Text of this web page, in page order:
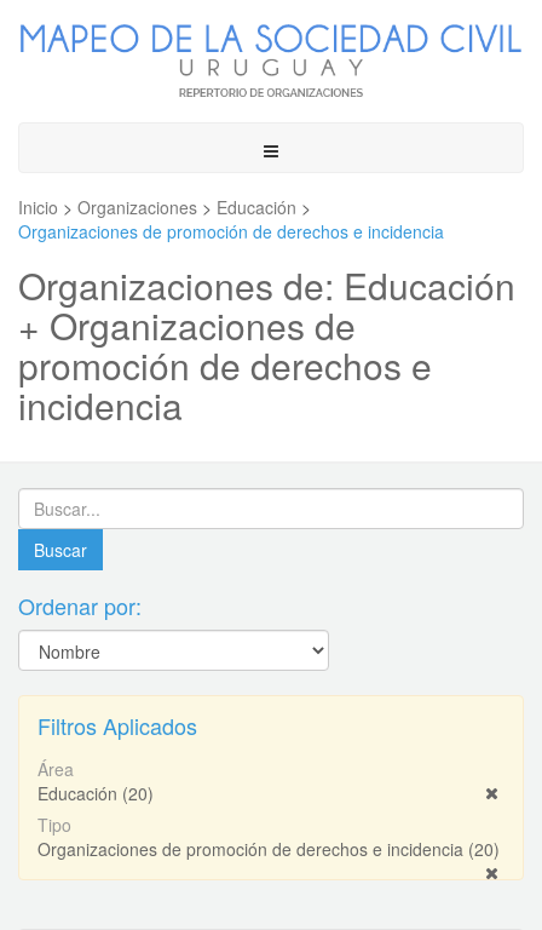
Toggle
Inicio > Organizaciones > Educación >
Organizaciones de promoción de derechos e incidencia
Organizaciones de: Educación
+ Organizaciones de
promoción de derechos e
incidencia
Ordenar por:
Filtros Aplicados
Área
Educación (20)
Tipo
Organizaciones de promoción de derechos e incidencia (20)